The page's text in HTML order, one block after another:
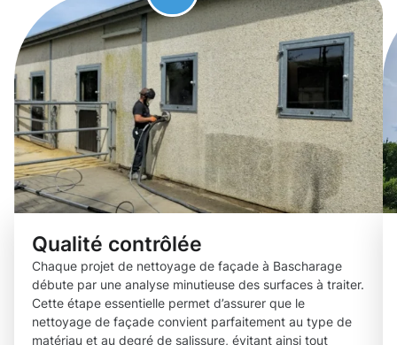
Qualité contrôlée
Chaque projet de nettoyage de façade à Bascharage
débute par une analyse minutieuse des surfaces à traiter.
Cette étape essentielle permet d’assurer que le
nettoyage de façade convient parfaitement au type de
matériau et au degré de salissure, évitant ainsi tout